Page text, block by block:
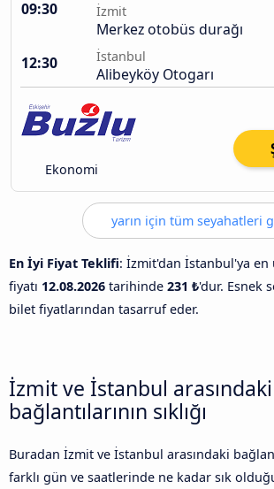
09:30 İzmit
Merkez otobüs durağı
12:30
İstanbul
Alibeyköy Otogarı
Ekonomi
yarın için tüm seyahatleri
En İyi Fiyat Teklifi: İzmit'dan İstanbul'ya
fiyatı 12.08.2026 tarihinde 231 ₺'dur. Esnek
bilet fiyatlarından tasarruf eder.
İzmit ve İstanbul
bağlantılarının sıklığı
Buradan İzmit ve İstanbul arasındaki
farklı gün ve saatlerinde ne kadar sık